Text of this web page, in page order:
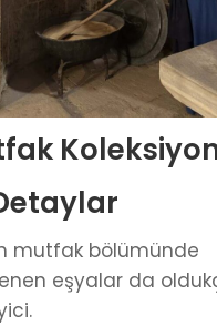
mutfak bölümünde
eşyalar da